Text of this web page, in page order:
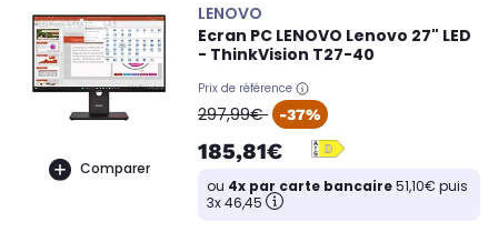
Comparer
LENOVO
Ecran PC LENOVO Lenovo 27" LED
- ThinkVision T27-40
Prix de référence
oldPrice
297,99€ -37%
185,81€
ou 4x par carte bancaire51,10€ puis
3x 46,45